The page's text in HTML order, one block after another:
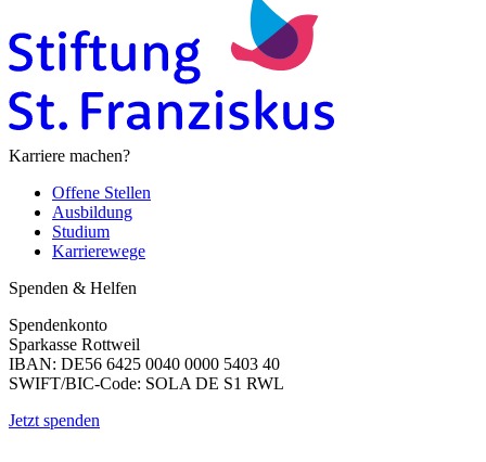
Karriere machen?
Offene Stellen
Ausbildung
Studium
Karrierewege
Spenden & Helfen
Spendenkonto
Sparkasse Rottweil
IBAN: DE56 6425 0040 0000 5403 40
SWIFT/BIC-Code: SOLA DE S1 RWL
Jetzt spenden